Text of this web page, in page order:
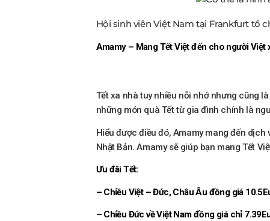
Hội sinh viên Việt Nam tại Frankfurt tổ
Amamy – Mang Tết Việt đến cho người Việt
Tết xa nhà tuy nhiều nỗi nhớ nhưng cũng
những món quà Tết từ gia đình chính là
Hiểu được điều đó, Amamy mang đến dịch
Nhật Bản. Amamy sẽ giúp bạn mang Tết
Ưu đãi Tết:
– Chiều Việt – Đức, Châu Âu đồng giá
– Chiều Đức về Việt Nam đồng giá chỉ